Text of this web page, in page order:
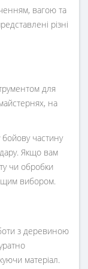
вагою та
різні
для
на
бойову частину
Якщо вам
чи обробки
вибором.
з деревиною
матеріал.